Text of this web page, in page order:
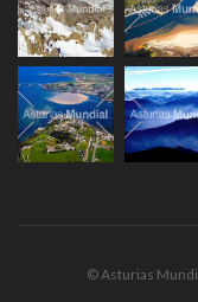
© Asturias